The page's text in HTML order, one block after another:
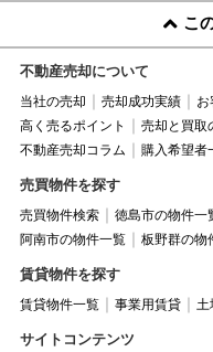
こ
不動産売却について
当社の売却 売却成功実績 お
高く売るポイント
売却と買取
不動産売却コラム
購入希望者
売買物件を探す
売買物件検索 徳島市の物件一
阿南市の物件一覧
板野群の物
賃貸物件を探す
賃貸物件一覧 事業用賃貸 土
サイトコンテンツ